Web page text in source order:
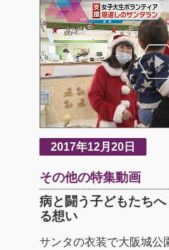
2017年12月20日
その他の特集動画
病と闘う子どもたち
る想い
サンタの衣装で大阪城公